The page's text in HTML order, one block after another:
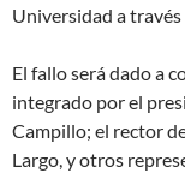
Universidad a través
El fallo será dado a
integrado por el
Campillo; el rector
Largo, y otros